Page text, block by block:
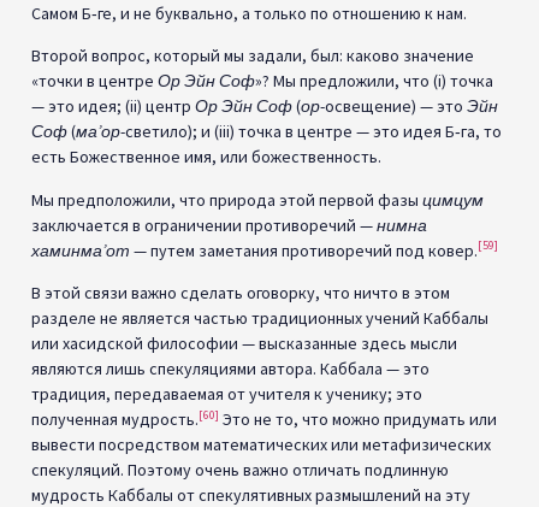
Самом Б‑ге, и не буквально, а только по отношению к нам.
Второй вопрос, который мы задали, был: каково значение
«точки в центре Ор Эйн Соф»? Мы предложили, что (i) точка
— это идея; (ii) центр Ор Эйн Соф(ор-освещение) — это Эйн
Соф(ма’ор-светило); и (iii) точка в центре — это идея Б‑га, то
есть Божественное имя, или божественность.
Мы предположили, что природа этой первой фазы цимцум
заключается в ограничении противоречий —нимна
хаминма’от — путем заметания противоречий под ковер.[59]
В этой связи важно сделать оговорку, что ничто в этом
разделе не является частью традиционных учений Каббалы
или хасидской философии — высказанные здесь мысли
являются лишь спекуляциями автора. Каббала — это
традиция, передаваемая от учителя к ученику; это
полученная мудрость.[60] Это не то, что можно придумать или
вывести посредством математических или метафизических
спекуляций. Поэтому очень важно отличать подлинную
мудрость Каббалы от спекулятивных размышлений на эту